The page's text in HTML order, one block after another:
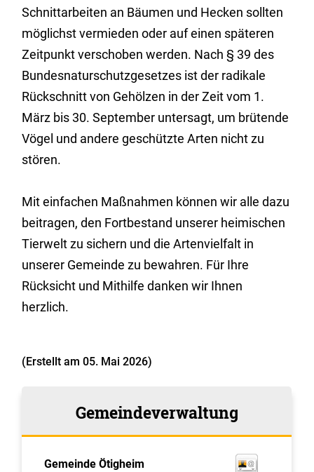
Schnittarbeiten an Bäumen und Hecken sollten
möglichst vermieden oder auf einen späteren
Zeitpunkt verschoben werden. Nach § 39 des
Bundesnaturschutzgesetzes ist der radikale
Rückschnitt von Gehölzen in der Zeit vom 1.
März bis 30. September untersagt, um brütende
Vögel und andere geschützte Arten nicht zu
stören.
Mit einfachen Maßnahmen können wir alle dazu
beitragen, den Fortbestand unserer heimischen
Tierwelt zu sichern und die Artenvielfalt in
unserer Gemeinde zu bewahren. Für Ihre
Rücksicht und Mithilfe danken wir Ihnen
herzlich.
(Erstellt am 05. Mai 2026)
Gemeindeverwaltung
Gemeinde Ötigheim